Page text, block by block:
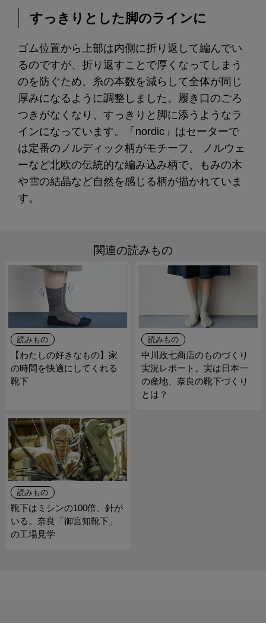
すっきりとした脚のラインに
ゴム位置から上部は内側に折り返して編んでい
るのですが、折り返すことで厚くなってしまう
のを防ぐため、糸の本数を減らして全体が同じ
厚みになるように調整しました。履き口のごろ
つきがなくなり、すっきりと脚に添うようなラ
インになっています。「nordic」はセーターで
は定番のノルディック柄がモチーフ。 ノルウェ
ーなど北欧の伝統的な編み込み柄で、もみの木
や雪の結晶など自然を感じる柄が描かれていま
す。
関連の読みもの
読みもの
【わたしの好きなもの】家
の時間を快適にしてくれる
靴下
読みもの
中川政七商店のものづくり
実況レポート。実は日本一
の産地、奈良の靴下づくり
とは？
読みもの
靴下はミシンの100倍、針が
いる。奈良「御宮知靴下」
の工場見学